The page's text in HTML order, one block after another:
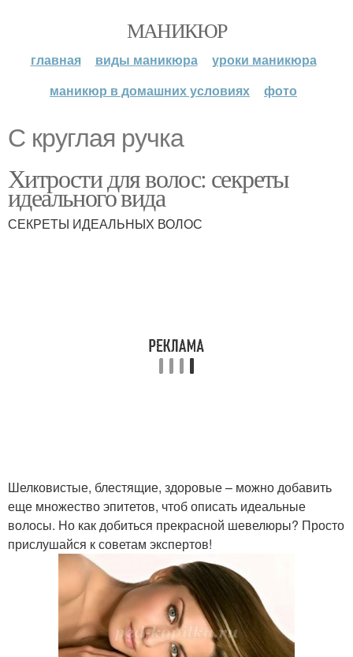
МАНИКЮР
главная виды маникюра
уроки маникюра
маникюр в домашних условиях
фото
С круглая ручка
Хитрости для волос: секреты
идеального вида
СЕКРЕТЫ ИДЕАЛЬНЫХ ВОЛОС
Шелковистые, блестящие, здоровые – можно добавить
еще множество эпитетов, чтоб описать идеальные
волосы. Но как добиться прекрасной шевелюры? Просто
прислушайся к советам экспертов!